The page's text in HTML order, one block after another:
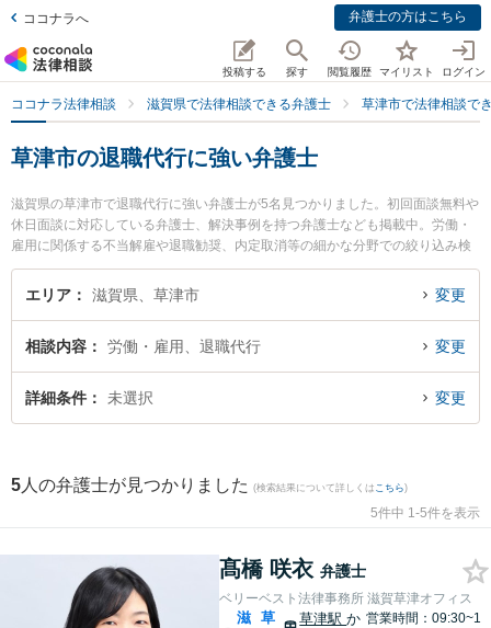
ココナラへ 弁護士の方はこちら
投稿する 探す 閲覧履歴 マイリスト ログイン
ココナラ法律相談 滋賀県で法律相談できる弁護士 草津市で法律相談で
草津市の退職代行に強い弁護士
滋賀県の草津市で退職代行に強い弁護士が5名見つかりました。初回面談無料や
休日面談に対応している弁護士、解決事例を持つ弁護士なども掲載中。労働・
雇用に関係する不当解雇や退職勧奨、内定取消等の細かな分野での絞り込み検
索もでき便利です。特にベリーベスト法律事務所 滋賀草津オフィスの髙橋 咲衣
弁護士やベリーベスト法律事務所 滋賀草津オフィスの宇井 秀和弁護士、ミカン
法律事務所の中野 仁弁護士のプロフィール情報や弁護士費用、強みなどが注目
に弁護士に相談したい』『退職代行のトラブル解決の実績豊富な近くの弁護士
を検索したい』『初回相談無料で退職代行を法律相談できる草津市内の弁護士
に相談予約したい』などでお困りの相談者さんにおすすめです。
エリア 滋賀県、草津市 変更
相談内容 労働・雇用、退職代行 変更
詳細条件 未選択 変更
5 人の弁護士が見つかりました (検索結果について詳しくは こちら)
5件中 1-5件を表示
髙橋 咲衣 弁護士
ベリーベスト法律事務所 滋賀草津オフィス
滋
草
草津駅か 営業時間：09:30~1